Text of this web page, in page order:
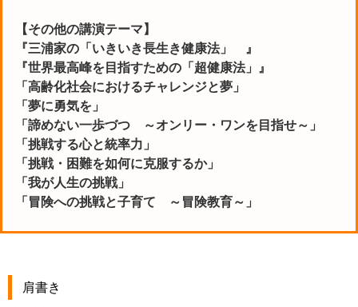
【その他の講演テーマ】
『三浦家の「いきいき長生き健康法」 』
『世界最高峰を目指すための「超健康法」』
「高齢化社会におけるチャレンジと夢」
「夢に勇気を」
「諦めない一歩づつ ～オンリー・ワンを目指せ～」
「挑戦する心と統率力」
「挑戦・困難を如何に克服するか」
「我が人生の挑戦」
「冒険への挑戦と子育て ～冒険教育～」
肩書き